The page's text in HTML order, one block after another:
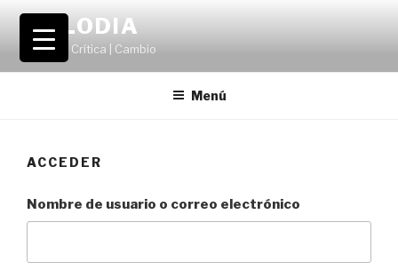
Saltar
contenido
VOLODIA
Teatro | Crítica | Cambio
Menú
ACCEDER
Nombre de usuario o correo electrónico